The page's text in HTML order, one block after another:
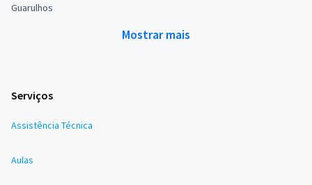
Guarulhos
Mostrar mais
Serviços
Assistência Técnica
Aulas